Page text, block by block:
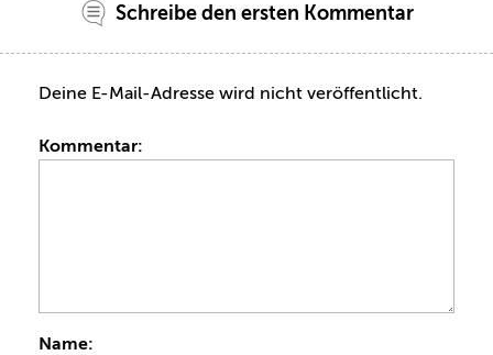
Schreibe den ersten Kommentar
Deine E-Mail-Adresse wird nicht veröffentlicht.
Kommentar:
Name: